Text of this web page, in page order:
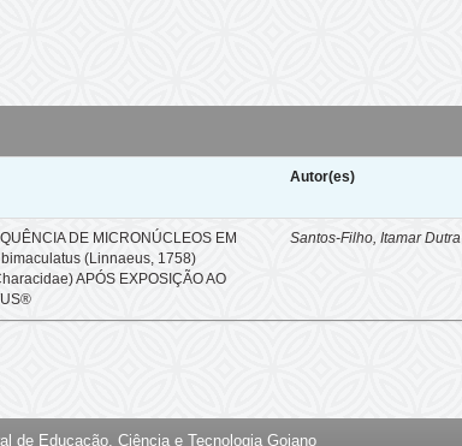
Autor(es)
DE MICRONÚCLEOS EM
bimaculatus (Linnaeus, 1758)
APÓS EXPOSIÇÃO AO
Santos-Filho, Itamar Dutra
de Educação, Ciência e Tecnologia Goiano